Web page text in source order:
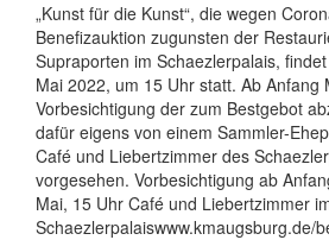
„Kunst für die Kunst“, die wegen
Benefizauktion zugunsten der
Supraporten im Schaezlerpalais,
Mai 2022, um 15 Uhr statt. Ab Anfang
Vorbesichtigung der zum Bestgebot
dafür eigens von einem Sammler-
Café und Liebertzimmer des
vorgesehen. Vorbesichtigung ab
Mai, 15 Uhr Café und Liebertzimmer
Schaezlerpalaiswww.kmaugsburg.de/